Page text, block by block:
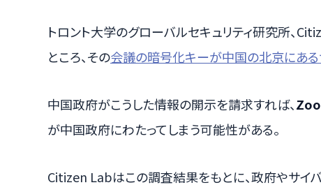
トロント大学のグローバルセキュリティ研究所、
ところ、その会議の暗号化キーが中国の北京にあ
中国政府がこうした情報の開示を請求すれば、
が中国政府にわたってしまう可能性がある。
Citizen Labはこの調査結果をもとに、政府やサイ